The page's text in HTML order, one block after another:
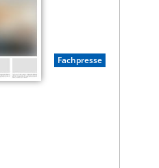
Fachpresse